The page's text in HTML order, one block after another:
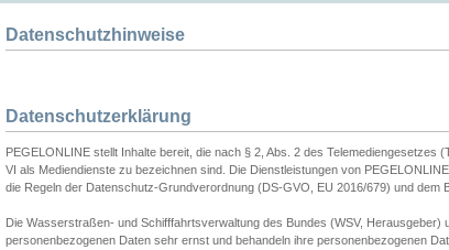
Datenschutzhinweise
Datenschutzerklärung
PEGELONLINE stellt Inhalte bereit, die nach § 2, Abs. 2 des
VI als Mediendienste zu bezeichnen sind. Die Dienstleistungen von
die Regeln der Datenschutz-Grundverordnung (DS-GVO, EU 2016/679) und dem
Die Wasserstraßen- und Schifffahrtsverwaltung des Bundes (WSV,
personenbezogenen Daten sehr ernst und behandeln ihre personenbezogenen